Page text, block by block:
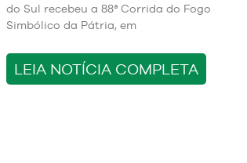
do Sul recebeu a 88ª Corrida do Fogo
Simbólico da Pátria, em
LEIA NOTÍCIA COMPLETA